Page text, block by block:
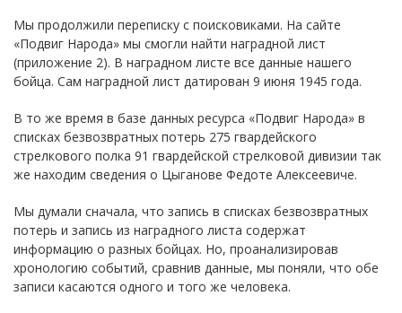
Мы продолжили переписку с поисковиками. На сайте
«Подвиг Народа» мы смогли найти наградной лист
(приложение 2). В наградном листе все данные нашего
бойца. Сам наградной лист датирован 9 июня 1945 года.
В то же время в базе данных ресурса «Подвиг Народа» в
списках безвозвратных потерь 275 гвардейского
стрелкового полка 91 гвардейской стрелковой дивизии так
же находим сведения о Цыганове Федоте Алексеевиче.
Мы думали сначала, что запись в списках безвозвратных
потерь и запись из наградного листа содержат
информацию о разных бойцах. Но, проанализировав
хронологию событий, сравнив данные, мы поняли, что обе
записи касаются одного и того же человека.